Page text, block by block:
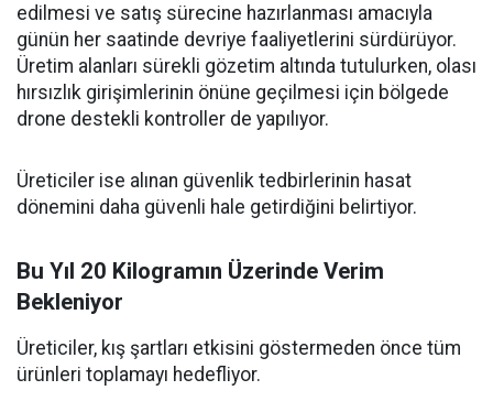
edilmesi ve satış sürecine hazırlanması amacıyla
günün her saatinde devriye faaliyetlerini sürdürüyor.
Üretim alanları sürekli gözetim altında tutulurken, olası
hırsızlık girişimlerinin önüne geçilmesi için bölgede
drone destekli kontroller de yapılıyor.
Üreticiler ise alınan güvenlik tedbirlerinin hasat
dönemini daha güvenli hale getirdiğini belirtiyor.
Bu Yıl 20 Kilogramın Üzerinde Verim
Bekleniyor
Üreticiler, kış şartları etkisini göstermeden önce tüm
ürünleri toplamayı hedefliyor.